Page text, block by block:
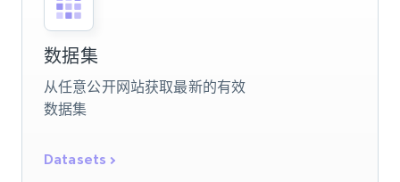
数据集
从任意公开网站获取最新的有效
数据集
Datasets